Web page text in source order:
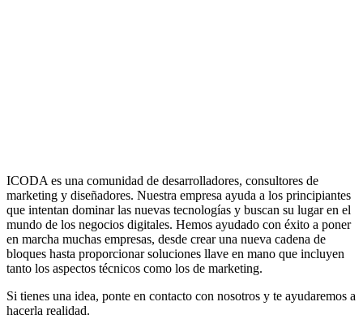
ICODA es una comunidad de desarrolladores, consultores de
marketing y diseñadores. Nuestra empresa ayuda a los principiantes
que intentan dominar las nuevas tecnologías y buscan su lugar en el
mundo de los negocios digitales. Hemos ayudado con éxito a poner
en marcha muchas empresas, desde crear una nueva cadena de
bloques hasta proporcionar soluciones llave en mano que incluyen
tanto los aspectos técnicos como los de marketing.
Si tienes una idea, ponte en contacto con nosotros y te ayudaremos a
hacerla realidad.